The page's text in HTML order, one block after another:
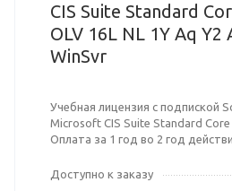
CIS Suite Standard
OLV 16L NL 1Y Aq Y2
WinSvr
Учебная лицензия с подпиской
Microsoft CIS Suite Standard
Оплата за 1 год во 2 год
Доступно к заказу